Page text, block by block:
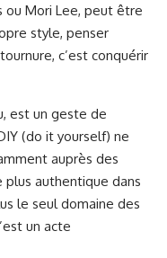
ou Mori Lee, peut être
style, penser
c’est conquérir
est un geste de
(do it yourself) ne
auprès des
authentique dans
le seul domaine des
un acte